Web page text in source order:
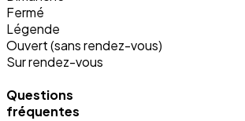
Fermé
Légende
Ouvert (sans rendez-vous)
Sur rendez-vous
Questions
fréquentes